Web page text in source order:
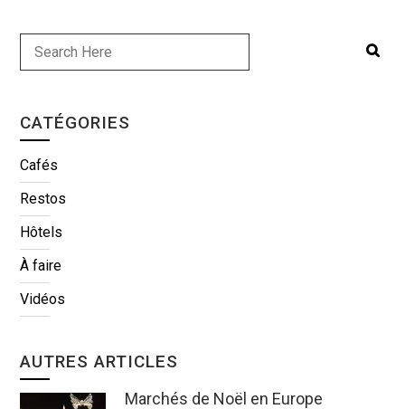
CATÉGORIES
Cafés
Restos
Hôtels
À faire
Vidéos
AUTRES ARTICLES
Marchés de Noël en Europe